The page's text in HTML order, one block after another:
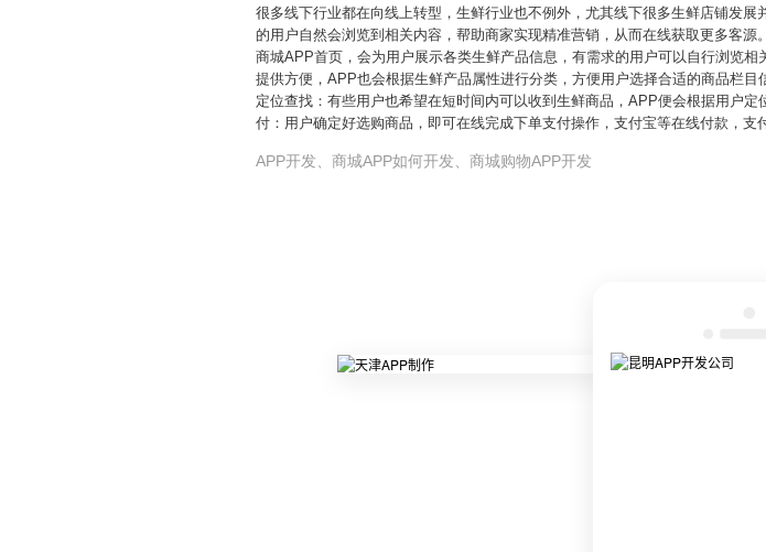
很多线下行业都在向线上转型，生鲜行业也不例外，尤其线下很多生鲜店铺发
的用户自然会浏览到相关内容，帮助商家实现精准营销，从而在线获取更多客
商城APP首页，会为用户展示各类生鲜产品信息，有需求的用户可以自行浏览
提供方便，APP也会根据生鲜产品属性进行分类，方便用户选择合适的商品栏
定位查找：有些用户也希望在短时间内可以收到生鲜商品，APP便会根据用户
付：用户确定好选购商品，即可在线完成下单支付操作，支付宝等在线付款，支
APP开发、商城APP如何开发、商城购物APP开发